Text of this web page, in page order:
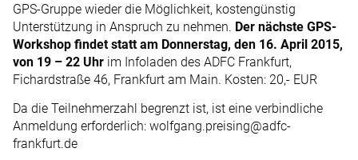
GPS-Gruppe wieder die Möglichkeit, kostengünstig
Unterstützung in Anspruch zu nehmen. Der nächste GPS-
Workshop findet statt am Donnerstag, den 16. April 2015,
von 19 – 22 Uhr im Infoladen des ADFC Frankfurt,
Fichardstraße 46, Frankfurt am Main. Kosten: 20,- EUR
Da die Teilnehmerzahl begrenzt ist, ist eine verbindliche
Anmeldung erforderlich: wolfgang.preising@adfc-
frankfurt.de